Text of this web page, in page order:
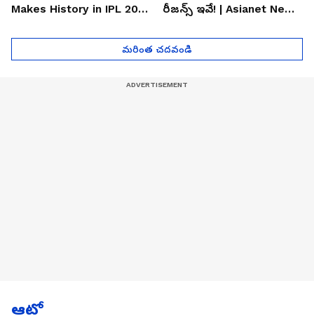
Makes History in IPL 2026
రీజన్స్ ఇవే! | Asianet News
మరింత చదవండి
ఆటో